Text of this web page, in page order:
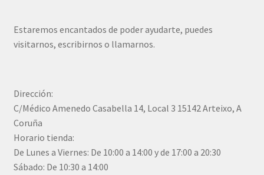
Estaremos encantados de poder ayudarte, puedes
visitarnos, escribirnos o llamarnos.
Dirección:
C/Médico Amenedo Casabella 14, Local 3 15142 Arteixo, A
Coruña
Horario tienda:
De Lunes a Viernes: De 10:00 a 14:00 y de 17:00 a 20:30
Sábado: De 10:30 a 14:00